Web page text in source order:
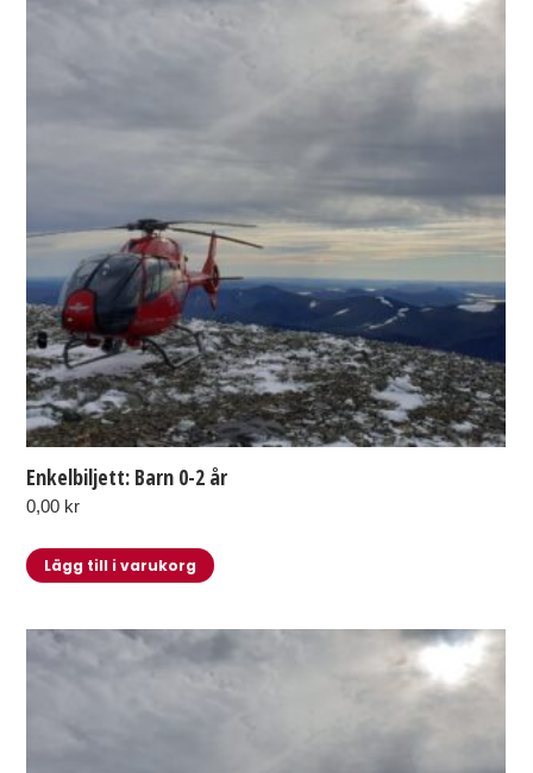
Enkelbiljett: Barn 0-2 år
0,00 kr
Lägg till i varukorg